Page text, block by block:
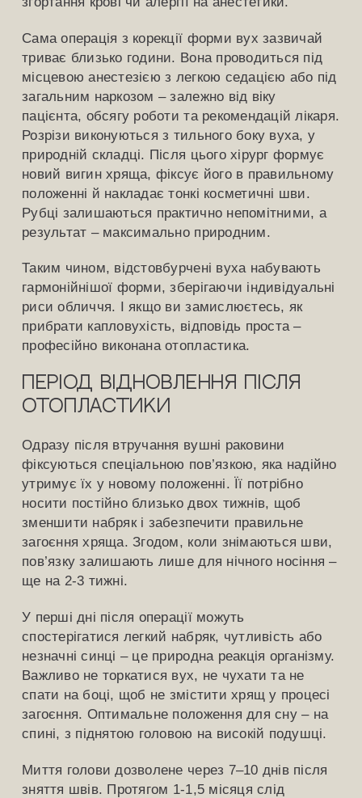
Сама операція з корекції форми вух зазвичай
триває близько години. Вона проводиться під
місцевою анестезією з легкою седацією або під
загальним наркозом – залежно від віку
пацієнта, обсягу роботи та рекомендацій лікаря.
Розрізи виконуються з тильного боку вуха, у
природній складці. Після цього хірург формує
новий вигин хряща, фіксує його в правильному
положенні й накладає тонкі косметичні шви.
Рубці залишаються практично непомітними, а
результат – максимально природним.
Таким чином, відстовбурчені вуха набувають
гармонійнішої форми, зберігаючи індивідуальні
риси обличчя. І якщо ви замислюєтесь, як
прибрати капловухість, відповідь проста –
професійно виконана отопластика.
Період відновлення після
отопластики
Одразу після втручання вушні раковини
фіксуються спеціальною пов’язкою, яка надійно
утримує їх у новому положенні. Її потрібно
носити постійно близько двох тижнів, щоб
зменшити набряк і забезпечити правильне
загоєння хряща. Згодом, коли знімаються шви,
пов’язку залишають лише для нічного носіння –
ще на 2-3 тижні.
У перші дні після операції можуть
спостерігатися легкий набряк, чутливість або
незначні синці – це природна реакція організму.
Важливо не торкатися вух, не чухати та не
спати на боці, щоб не змістити хрящ у процесі
загоєння. Оптимальне положення для сну – на
спині, з піднятою головою на високій подушці.
Миття голови дозволене через 7–10 днів після
зняття швів. Протягом 1-1,5 місяця слід